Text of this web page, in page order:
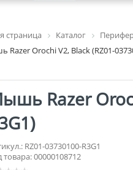
страница Каталог
Razer Orochi V2, Black (RZ01-
Razer
RZ01-03730100-R3G1
товара: 00000108712